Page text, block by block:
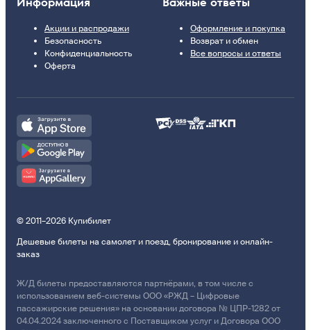
Акции и распродажи
Безопасность
Конфиденциальность
Оферта
Оформление и покупка
Возврат и обмен
Все вопросы и ответы
© 2011–2026 Купибилет
Дешевые билеты на самолет и поезд, бронирование и онлайн-
заказ
Ж/Д билеты предоставляются партнёрами, в том числе с
использованием веб-системы ООО «РЖД – Цифровые
пассажирские решения» на основании договора № ЦПР-1282 от
04.04.2024 заключенного с Поставщиком услуг и Договора ООО